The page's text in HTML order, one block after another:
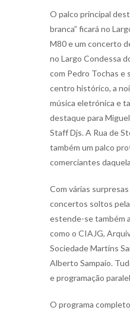
O palco principal
branca” ficará no
M80 e um concerto
no Largo Condessa
com Pedro Tochas e
centro histórico, a
música eletrónica e
destaque para
Staff Djs. A Rua de
também um palco
comerciantes
Com várias
concertos soltos
estende-se também
como o CIAJG,
Sociedade Martins
Alberto Sampaio.
e programação
O programa